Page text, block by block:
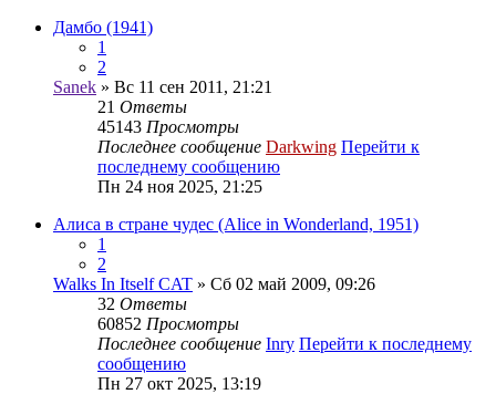
Дамбо (1941)
1
2
Sanek » Вс 11 сен 2011, 21:21
21 Ответы
45143 Просмотры
Последнее сообщение Darkwing Перейти к
последнему сообщению
Пн 24 ноя 2025, 21:25
Алиса в стране чудес (Alice in Wonderland, 1951)
1
2
Walks In Itself CAT » Сб 02 май 2009, 09:26
32 Ответы
60852 Просмотры
Последнее сообщение Inry Перейти к последнему
сообщению
Пн 27 окт 2025, 13:19